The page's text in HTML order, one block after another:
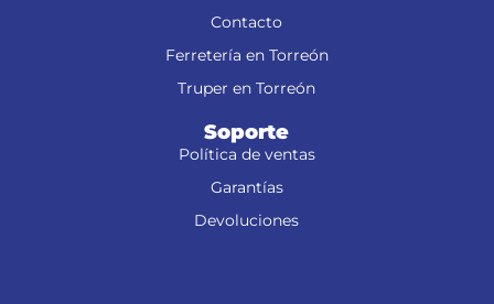
Contacto
Ferretería en Torreón
Truper en Torreón
Soporte
Política de ventas
Garantías
Devoluciones